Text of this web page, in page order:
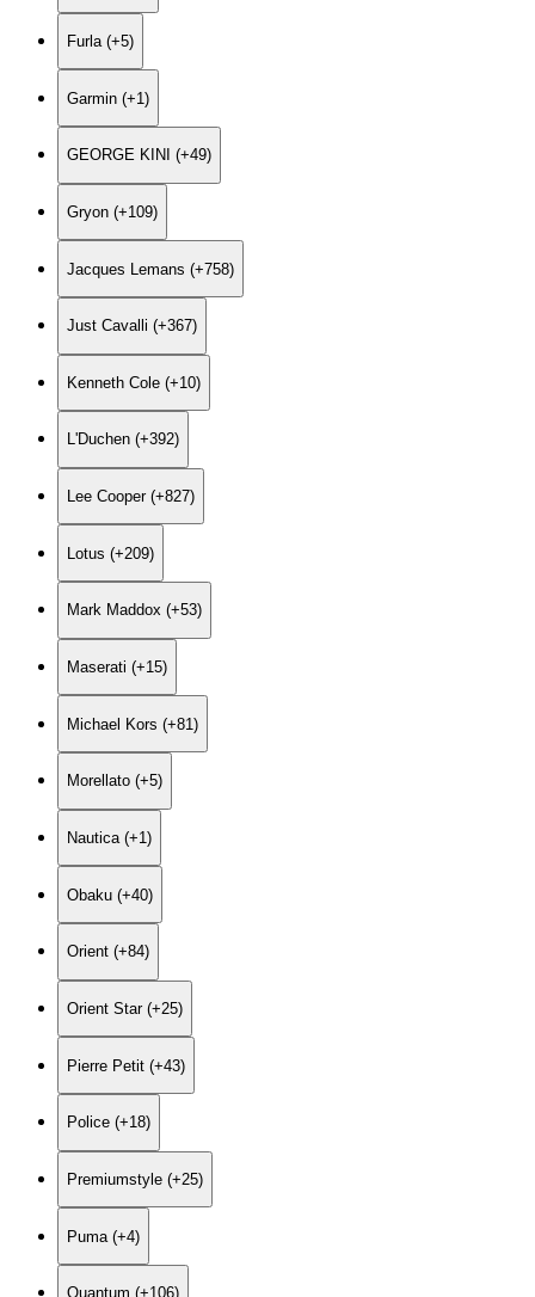
Furla (+5)
Garmin (+1)
GEORGE KINI (+49)
Gryon (+109)
Jacques Lemans (+758)
Just Cavalli (+367)
Kenneth Cole (+10)
L'Duchen (+392)
Lee Cooper (+827)
Lotus (+209)
Mark Maddox (+53)
Maserati (+15)
Michael Kors (+81)
Morellato (+5)
Nautica (+1)
Obaku (+40)
Orient (+84)
Orient Star (+25)
Pierre Petit (+43)
Police (+18)
Premiumstyle (+25)
Puma (+4)
Quantum (+106)